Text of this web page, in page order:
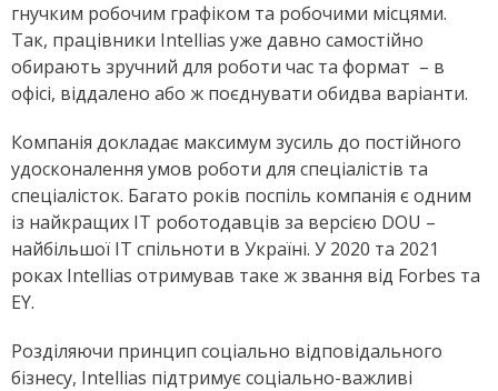
гнучким робочим графіком та робочими місцями.
Так, працівники Intellias уже давно самостійно
обирають зручний для роботи час та формат – в
офісі, віддалено або ж поєднувати обидва варіанти.
Компанія докладає максимум зусиль до постійного
удосконалення умов роботи для спеціалістів та
спеціалісток. Багато років поспіль компанія є одним
із найкращих ІТ роботодавців за версією DOU –
найбільшої ІТ спільноти в Україні. У 2020 та 2021
роках Intellias отримував таке ж звання від Forbes та
EY.
Розділяючи принцип соціально відповідального
бізнесу, Intellias підтримує соціально-важливі